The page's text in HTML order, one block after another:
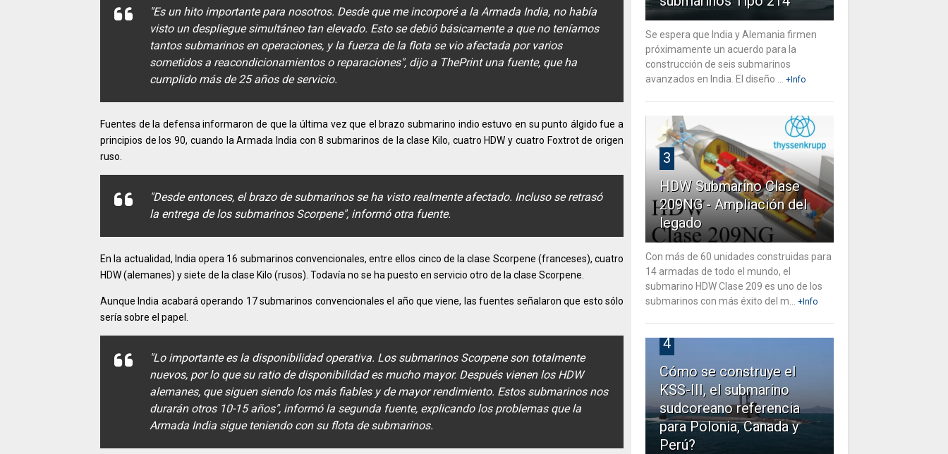
"Es un hito importante para nosotros. Desde que me incorporé a la Armada India, no había
visto un despliegue simultáneo tan elevado. Esto se debió básicamente a que no teníamos
tantos submarinos en operaciones, y la fuerza de la flota se vio afectada por varios
sometidos a reacondicionamientos o reparaciones", dijo a ThePrint una fuente, que ha
cumplido más de 25 años de servicio.
Fuentes de la defensa informaron de que la última vez que el brazo submarino indio estuvo en su punto álgido fue a
principios de los 90, cuando la Armada India con 8 submarinos de la clase Kilo, cuatro HDW y cuatro Foxtrot de origen
ruso.
"Desde entonces, el brazo de submarinos se ha visto realmente afectado. Incluso se retrasó
la entrega de los submarinos Scorpene", informó otra fuente.
En la actualidad, India opera 16 submarinos convencionales, entre ellos cinco de la clase Scorpene (franceses), cuatro
HDW (alemanes) y siete de la clase Kilo (rusos). Todavía no se ha puesto en servicio otro de la clase Scorpene.
Aunque India acabará operando 17 submarinos convencionales el año que viene, las fuentes señalaron que esto sólo
sería sobre el papel.
"Lo importante es la disponibilidad operativa. Los submarinos Scorpene son totalmente
nuevos, por lo que su ratio de disponibilidad es mucho mayor. Después vienen los HDW
alemanes, que siguen siendo los más fiables y de mayor rendimiento. Estos submarinos nos
durarán otros 10-15 años", informó la segunda fuente, explicando los problemas que la
Armada India sigue teniendo con su flota de submarinos.
Se espera que India y Alemania firmen
próximamente un acuerdo para la
construcción de seis submarinos
avanzados en India. El diseño ...
+Info
3
HDW Submarino Clase
209NG - Ampliación del
legado
Con más de 60 unidades construidas para
14 armadas de todo el mundo, el
submarino HDW Clase 209 es uno de los
submarinos con más éxito del m...
+Info
4
Cómo se construye el
KSS-III, el submarino
sudcoreano referencia
para Polonia, Canada y
Perú?